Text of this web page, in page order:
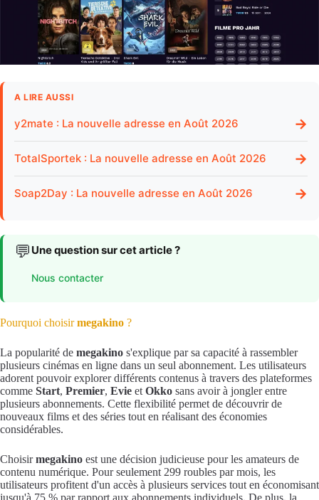
A LIRE AUSSI
y2mate : La nouvelle adresse en Août 2026 →
TotalSportek : La nouvelle adresse en Août 2026 →
Soap2Day : La nouvelle adresse en Août 2026 →
💬 Une question sur cet article ?
Nous contacter
Pourquoi choisirmegakino ?
La popularité de megakino s'explique par sa capacité à rassembler
plusieurs cinémas en ligne dans un seul abonnement. Les utilisateurs
adorent pouvoir explorer différents contenus à travers des plateformes
comme Start, Premier, Evie et Okko sans avoir à jongler entre
plusieurs abonnements. Cette flexibilité permet de découvrir de
nouveaux films et des séries tout en réalisant des économies
considérables.
Choisirmegakino est une décision judicieuse pour les amateurs de
contenu numérique. Pour seulement 299 roubles par mois, les
utilisateurs profitent d'un accès à plusieurs services tout en économisant
jusqu'à 75 % par rapport aux abonnements individuels. De plus, la